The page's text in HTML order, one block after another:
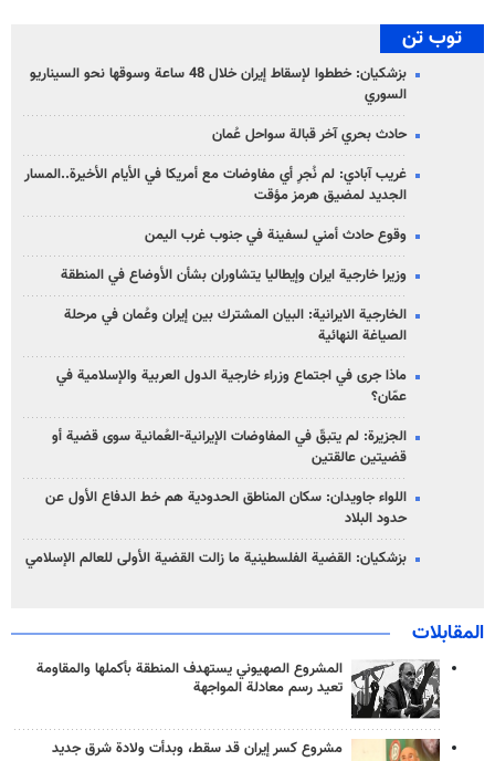
توب تن
بزشكيان: خططوا لإسقاط إيران خلال 48 ساعة وسوقها نحو السيناريو
السوري
حادث بحري آخر قبالة سواحل عُمان
غريب آبادي: لم نُجرِ أي مفاوضات مع أمريكا في الأيام الأخيرة..المسار
الجديد لمضيق هرمز مؤقت
وقوع حادث أمني لسفينة في جنوب غرب اليمن
وزيرا خارجية ايران وإيطاليا يتشاوران بشأن الأوضاع في المنطقة
الخارجية الايرانية: البيان المشترك بين إيران وعُمان في مرحلة
الصياغة النهائية
ماذا جرى في اجتماع وزراء خارجية الدول العربية والإسلامية في
عمّان؟
الجزيرة: لم يتبقّ في المفاوضات الإيرانية-العُمانية سوى قضية أو
قضيتين عالقتين
اللواء جاويدان: سكان المناطق الحدودية هم خط الدفاع الأول عن
حدود البلاد
بزشكيان: القضية الفلسطينية ما زالت القضية الأولى للعالم الإسلامي
المقابلات
المشروع الصهيوني يستهدف المنطقة بأكملها والمقاومة
تعيد رسم معادلة المواجهة
مشروع كسر إيران قد سقط، وبدأت ولادة شرق جديد